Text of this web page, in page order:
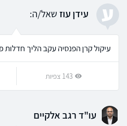
ע עידן עוז שאל/ה:
עיקול קרן הפנסיה עקב הליך חדלות
143 צפיות
עו"ד רגב אלקיים